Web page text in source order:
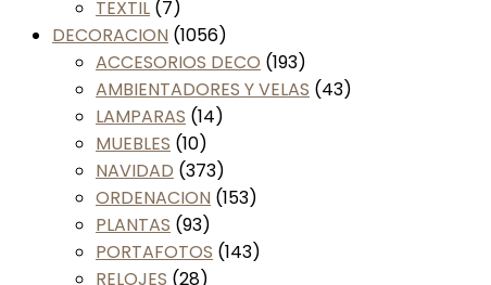
TEXTIL (7)
DECORACION (1056)
ACCESORIOS DECO (193)
AMBIENTADORES Y VELAS (43)
LAMPARAS (14)
MUEBLES (10)
NAVIDAD (373)
ORDENACION (153)
PLANTAS (93)
PORTAFOTOS (143)
RELOJES (28)